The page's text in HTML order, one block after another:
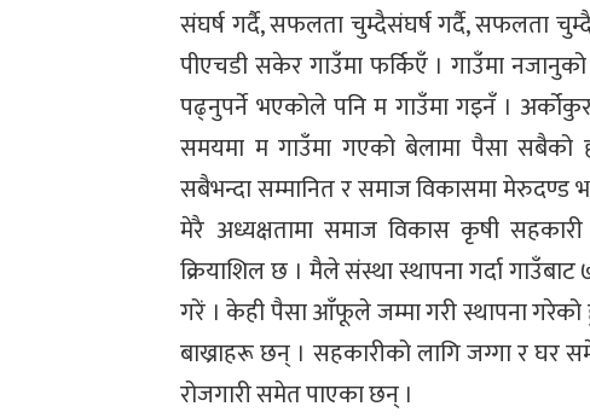
संघर्ष गर्दै, सफलता चुम्दैसंघर्ष गर्दै, सफलता
पीएचडी सकेर गाउँमा फर्किएँ । गाउँमा
पढ्नुपर्ने भएकोले पनि म गाउँमा गइनँ ।
समयमा म गाउँमा गएको बेलामा पैसा
सबैभन्दा सम्मानित र समाज विकासमा मेरुदण्ड
मेरै अध्यक्षतामा समाज विकास कृषी
क्रियाशिल छ । मैले संस्था स्थापना गर्दा गाउँबाट
गरें । केही पैसा आँफूले जम्मा गरी स्थापना गरेको
बाख्राहरू छन् । सहकारीको लागि जग्गा र
रोजगारी समेत पाएका छन् ।